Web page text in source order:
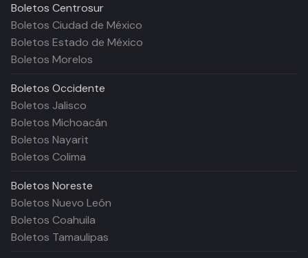
Boletos Centrosur
Boletos Ciudad de México
Boletos Estado de México
Boletos Morelos
Boletos Occidente
Boletos Jalisco
Boletos Michoacán
Boletos Nayarit
Boletos Colima
Boletos Noreste
Boletos Nuevo León
Boletos Coahuila
Boletos Tamaulipas